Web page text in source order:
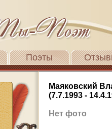
Поэты
Маяковский
(7.7.1993 -
Нет фото